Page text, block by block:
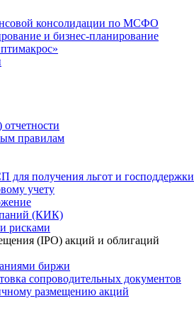
консолидации по МСФО
и бизнес-планирование
правилам
для получения льгот и господдержки
учету
(КИК)
рисками
(IPO) акций и облигаций
биржи
сопроводительных документов
размещению акций